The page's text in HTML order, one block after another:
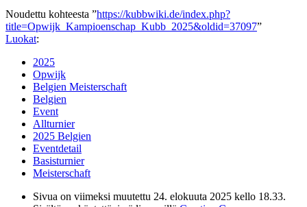
Noudettu kohteesta ”https://kubbwiki.de/index.php?
title=Opwijk_Kampioenschap_Kubb_2025&oldid=37097”
Luokat:
2025
Opwijk
Belgien Meisterschaft
Belgien
Event
Allturnier
2025 Belgien
Eventdetail
Basisturnier
Meisterschaft
Sivua on viimeksi muutettu 24. elokuuta 2025 kello 18.33.